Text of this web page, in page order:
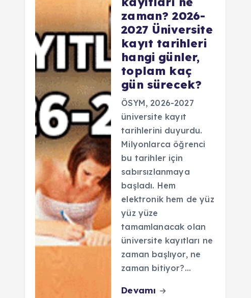
zaman? 2026-
2027 Üniversite
kayıt tarihleri
hangi günler,
toplam kaç
gün sürecek?
ÖSYM, 2026-2027
üniversite kayıt
tarihlerini duyurdu.
Milyonlarca öğrenci
bu tarihler için
sabırsızlanmaya
başladı. Hem
elektronik hem de yüz
yüz yüze
tamamlanacak olan
üniversite kayıtları ne
zaman başlıyor, ne
zaman bitiyor?…
Devamı